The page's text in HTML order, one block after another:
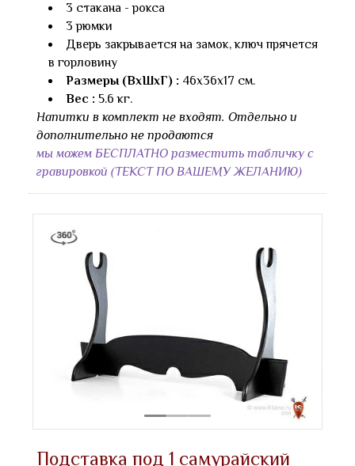
3 стакана - рокса
3 рюмки
Дверь закрывается на замок, ключ прячется
в горловину
Размеры (ВхШхГ) : 46х36х17 см.
Вес : 5.6 кг.
Напитки в комплект не входят. Отдельно и
дополнительно не продаются
мы можем БЕСПЛАТНО разместить табличку с
гравировкой (ТЕКСТ ПО ВАШЕМУ ЖЕЛАНИЮ)
Подставка под 1 самурайский